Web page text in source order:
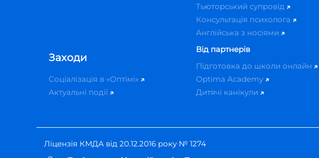
Заходи
Соціалізація в «Оптімі»
Актуальні події
Тьюторський супровід
Консультація психолога
Англійська з носіями
Від партнерів
Підготовка до школи онлайн
Optima Academy
Дитячі канікули
Ліцензія КМДА від 20.12.2016 року № 1274